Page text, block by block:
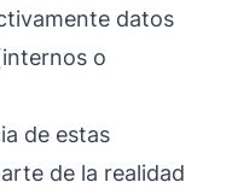
datos
o
de estas
de la realidad